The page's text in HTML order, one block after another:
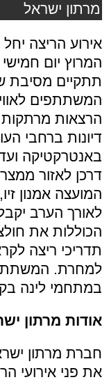
מרתון ישראל
אירוע הריצה
תתקיים מסיבת
המשתתפים
הרצאות מרתקות
דיונות ברחבי
באנטרקטיקה ועד
דרכן לאזור
המועצה אמנון
לאורך הערב
הכוללות את
תדריכי ריצה
למחרת.
במתחמי לינה
אודות מרתון
חברת מרתון
את פני אירועי